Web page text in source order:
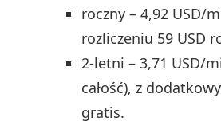
roczny – 4,92 USD/
rozliczeniu 59 USD
2‑letni – 3,71 USD/
całość), z
gratis.